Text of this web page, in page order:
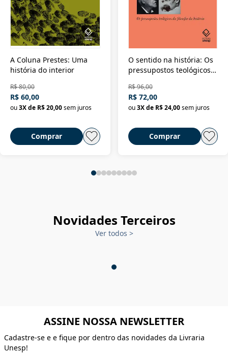
A Coluna Prestes: Uma
história do interior
R$ 80,00
R$ 60,00
ou3X de R$ 20,00sem juros
Comprar
O sentido na história: Os
pressupostos teológicos
R$ 96,00
R$ 72,00
ou 3X de R$ 24,00 sem juros
Comprar
Novidades Terceiros
Ver todos >
ASSINE NOSSA NEWSLETTER
Cadastre-se e e fique por dentro das novidades da Livraria
Unesp!